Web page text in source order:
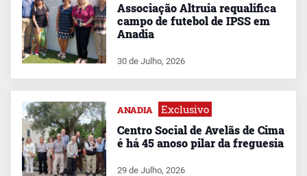
Associação Altruia requalifica
campo de futebol de IPSS em
Anadia
30 de Julho, 2026
ANADIA Exclusivo
Centro Social de Avelãs de Cima
é há 45 anoso pilar da freguesia
29 de Julho, 2026